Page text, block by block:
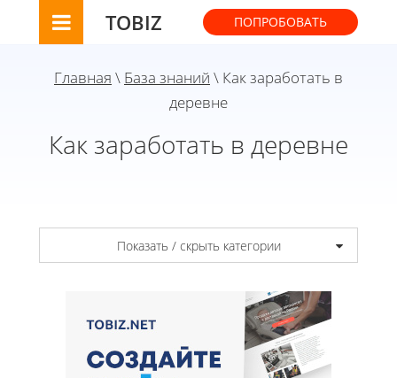
TOBIZ ПОПРОБОВАТЬ
Главная \ База знаний \ Как заработать в
деревне
Как заработать в деревне
Показать / скрыть категории